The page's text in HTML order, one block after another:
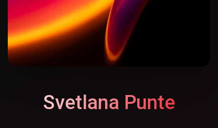
Svetlana Punte